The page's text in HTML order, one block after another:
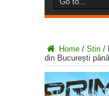
Home / Stiri /
din București